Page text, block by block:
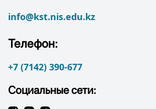
info@kst.nis.edu.kz
Телефон:
+7 (7142) 390-677
Социальные сети: